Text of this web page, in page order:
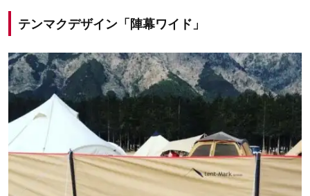
テンマクデザイン「陣幕ワイド」